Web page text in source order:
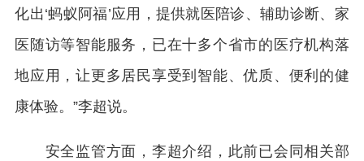
化出‘蚂蚁阿福’应用，提供就医陪诊、辅助诊断、家
医随访等智能服务，已在十多个省市的医疗机构落
地应用，让更多居民享受到智能、优质、便利的健
康体验。”李超说。
安全监管方面，李超介绍，此前已会同相关部